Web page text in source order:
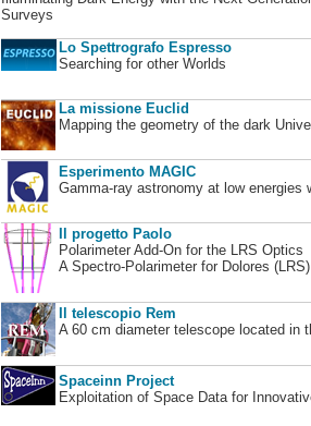
Surveys
Lo Spettrografo Espresso
Searching for other Worlds
La missione Euclid
Mapping the geometry of the dark
Esperimento MAGIC
Gamma-ray astronomy at low energies
Il progetto Paolo
Polarimeter Add-On for the LRS Optics
A Spectro-Polarimeter for Dolores
Il telescopio Rem
A 60 cm diameter telescope located in
Spaceinn Project
Exploitation of Space Data for